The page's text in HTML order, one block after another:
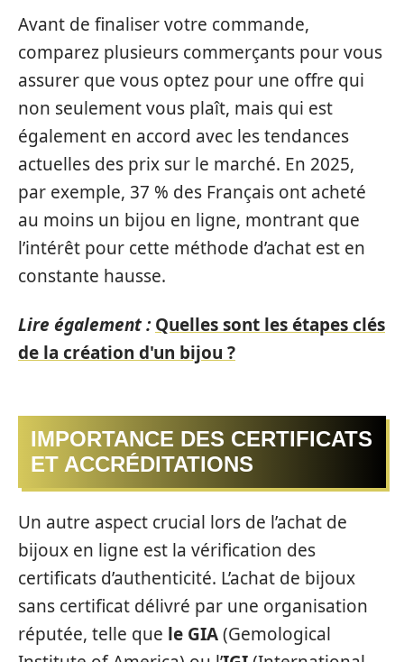
Avant de finaliser votre commande,
comparez plusieurs commerçants pour vous
assurer que vous optez pour une offre qui
non seulement vous plaît, mais qui est
également en accord avec les tendances
actuelles des prix sur le marché. En 2025,
par exemple, 37 % des Français ont acheté
au moins un bijou en ligne, montrant que
l’intérêt pour cette méthode d’achat est en
constante hausse.
Lire également : Quelles sont les étapes clés
de la création d'un bijou ?
IMPORTANCE DES CERTIFICATS
ET ACCRÉDITATIONS
Un autre aspect crucial lors de l’achat de
bijoux en ligne est la vérification des
certificats d’authenticité. L’achat de bijoux
sans certificat délivré par une organisation
réputée, telle que le GIA(Gemological